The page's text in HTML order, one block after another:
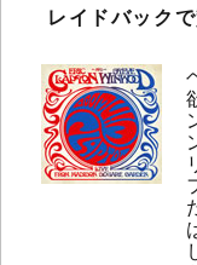
レイドバック